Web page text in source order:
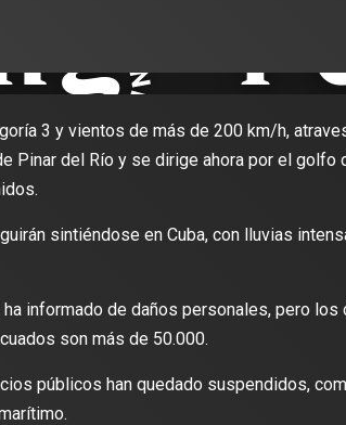
3 y vientos de más de 200 km/h,
Pinar del Río y se dirige ahora por el golfo
sintiéndose en Cuba, con lluvias
informado de daños personales, pero los
son más de 50.000.
públicos han quedado suspendidos,